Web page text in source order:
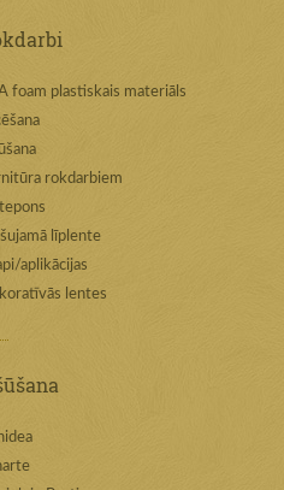
foam plastiskais materiāls
rokdarbiem
līplente
aplikācijas
lentes